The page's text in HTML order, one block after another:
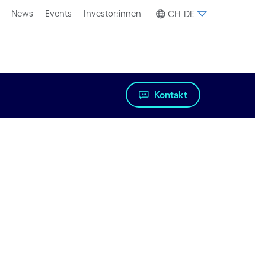
News Events Investor:innen CH-DE
Kontakt